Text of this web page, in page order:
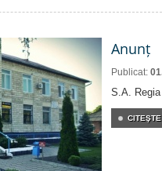
Anunț
Publicat:
S.A.
CITEŞTE